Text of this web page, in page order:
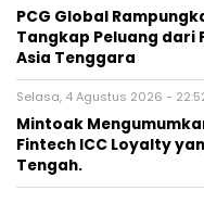
PCG Global
Tangkap Peluang dari
Asia Tenggara
Selasa, 4 Agustus 2026 -
Mintoak
Fintech ICC Loyalty
Tengah.